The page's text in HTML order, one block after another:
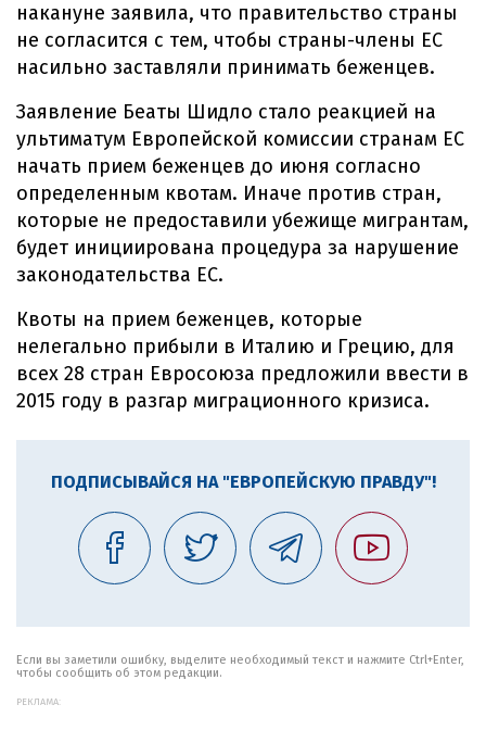
накануне заявила, что правительство страны
не согласится с тем, чтобы страны-члены ЕС
насильно заставляли принимать беженцев.
Заявление Беаты Шидло стало реакцией на
ультиматум Европейской комиссии странам ЕС
начать прием беженцев до июня согласно
определенным квотам. Иначе против стран,
которые не предоставили убежище мигрантам,
будет инициирована процедура за нарушение
законодательства ЕС.
Квоты на прием беженцев, которые
нелегально прибыли в Италию и Грецию, для
всех 28 стран Евросоюза предложили ввести в
2015 году в разгар миграционного кризиса.
ПОДПИСЫВАЙСЯ НА "ЕВРОПЕЙСКУЮ ПРАВДУ"!
Если вы заметили ошибку, выделите необходимый текст и нажмите Ctrl+Enter,
чтобы сообщить об этом редакции.
РЕКЛАМА: